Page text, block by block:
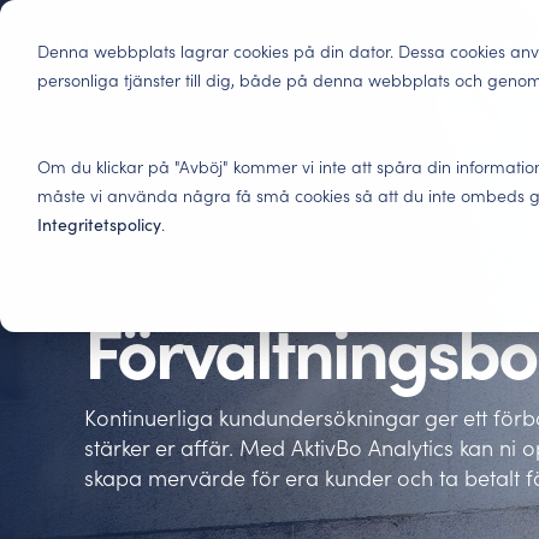
Denna webbplats lagrar cookies på din dator. Dessa cookies
personliga tjänster till dig, både på denna webbplats och
Om du klickar på "Avböj" kommer vi inte att spåra din
måste vi använda några få små cookies så att du inte ombeds
Integritetspolicy.
Skip
Produkter
Få ut maximalt av dina kunders feedback.
Hyresgästundersökningar – ta reda på vad
hela kundresan.
AktivBo Analytics – fatta smartare beslut
Samla all kundfeedback i vår AI-baserade
ERP- och CRM-system.
Beslutsunderlag för bostadsbolag. Nöjdare
medarbetare och smartare investeringar.
och stärk ert erbjudande.
Här får du insikter och best practice inom
lyckats.
Rapporter
Här hittar du våra senaste rapporter och
Press
Kontinuerliga kundundersökningar ger ett
stärker er affär. Med AktivBo Analytics kan ni
skapa mervärde för era kunder och ta betalt